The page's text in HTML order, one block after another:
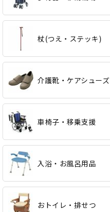
杖(つえ・ステッキ)
介護靴・ケアシューズ
車椅子・移乗支援
入浴・お風呂用品
おトイレ・排せつ